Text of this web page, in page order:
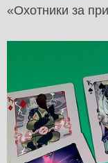
«Охотники за